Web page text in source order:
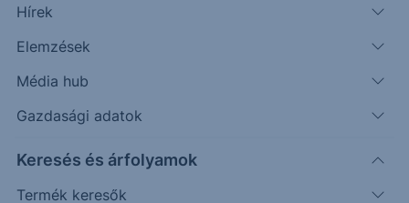
Hírek
Elemzések
Média hub
Gazdasági adatok
Keresés és árfolyamok
Termék keresők
vannak túlsúlyban a Richter piacán. A technikai kép
egyelőre...